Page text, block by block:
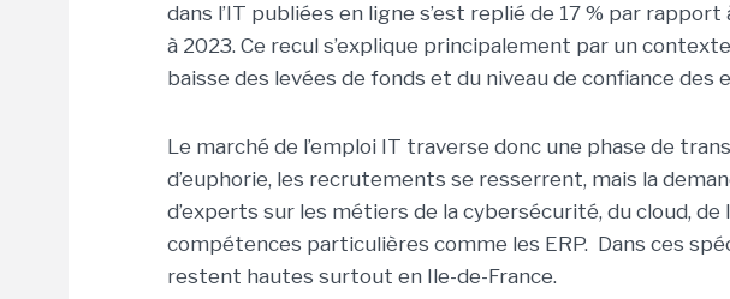
dans l’IT publiées en ligne s’est replié de 17 % par
à 2023. Ce recul s’explique principalement par un
baisse des levées de fonds et du niveau de confiance des
Le marché de l’emploi IT traverse donc une phase de
d’euphorie, les recrutements se resserrent, mais la
d’experts sur les métiers de la cybersécurité, du cloud, de
compétences particulières comme les ERP. Dans ces
restent hautes surtout en Ile-de-France.